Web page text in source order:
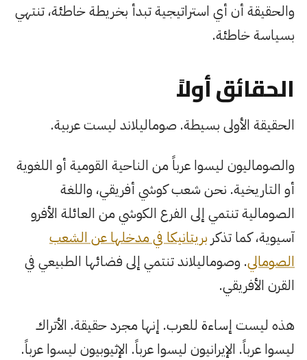
والحقيقة أن أي استراتيجية تبدأ بخريطة خاطئة، تنتهي
بسياسة خاطئة.
الحقائق أولاً
الحقيقة الأولى بسيطة. صوماليلاند ليست عربية.
والصوماليون ليسوا عرباً من الناحية القومية أو اللغوية
أو التاريخية. نحن شعب كوشي أفريقي، واللغة
الصومالية تنتمي إلى الفرع الكوشي من العائلة الأفرو
آسيوية، كما تذكر بريتانيكا في مدخلها عن الشعب
الصومالي. وصوماليلاند تنتمي إلى فضائها الطبيعي في
القرن الأفريقي.
هذه ليست إساءة للعرب. إنها مجرد حقيقة. الأتراك
ليسوا عرباً. الإيرانيون ليسوا عرباً. الإثيوبيون ليسوا عرباً.